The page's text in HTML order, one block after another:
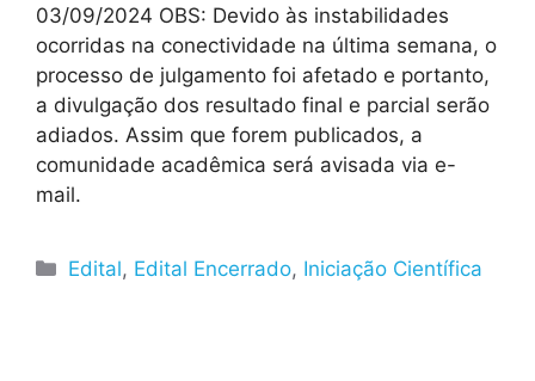
03/09/2024 OBS: Devido às instabilidades
ocorridas na conectividade na última semana, o
processo de julgamento foi afetado e portanto,
a divulgação dos resultado final e parcial serão
adiados. Assim que forem publicados, a
comunidade acadêmica será avisada via e-
mail.
Edital, Edital Encerrado, Iniciação Científica